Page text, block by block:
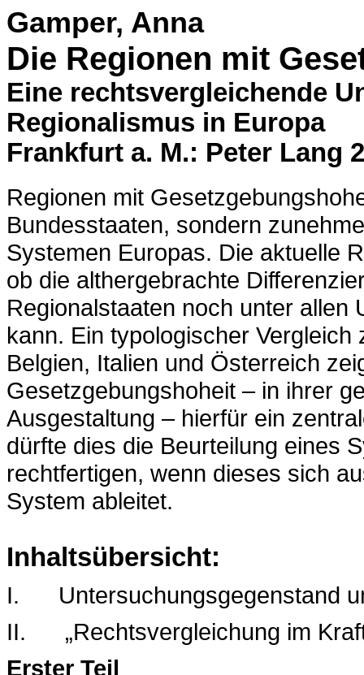
Gamper, Anna
Die Regionen mit
Eine rechtsvergleichende
Regionalismus in Europa
Frankfurt a. M.: Peter Lang
Regionen mit
Bundesstaaten, sondern
Systemen Europas. Die aktuelle
ob die althergebrachte
Regionalstaaten noch unter allen
kann. Ein typologischer
Belgien, Italien und Österreich
Gesetzgebungshoheit – in ihrer
Ausgestaltung – hierfür ein
dürfte dies die Beurteilung eines
rechtfertigen, wenn dieses sich
System ableitet.
Inhaltsübersicht:
I.
Untersuchungsgegenstand
II.
„Rechtsvergleichung im
Erster Teil